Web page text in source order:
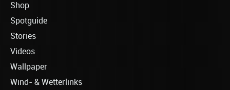
Shop
Spotguide
Stories
Videos
Wallpaper
Wind- & Wetterlinks